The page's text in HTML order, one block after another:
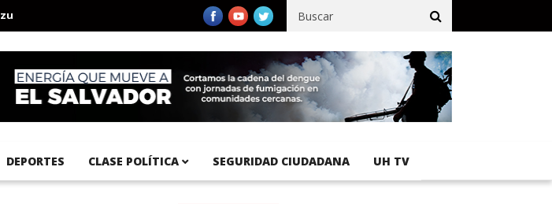
Aeropuerto Internacional del Pacífico registra 92 % de avance en obras de terracería
DEPORTES CLASE POLÍTICA SEGURIDAD CIUDADANA UH TV